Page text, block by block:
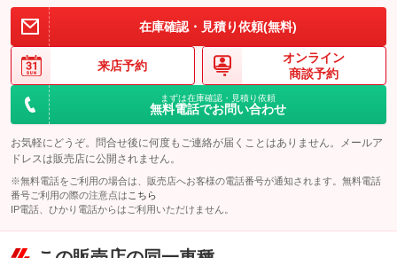
このパックの見積もり依頼（無料）
あなたのお好きなナンバーで登録しませんか？抽選ナンバー以外
でしたら承っております。是非ご検討ください
備考 －
このパックの見積もり依頼（無料）
在庫確認・見積り依頼(無料)
来店予約
オンライン
商談予約
まずは在庫確認・見積り依頼
無料電話でお問い合わせ
お気軽にどうぞ。問合せ後に何度もご連絡が届くことはありません。メールア
ドレスは販売店に公開されません。
※無料電話をご利用の場合は、販売店へお客様の電話番号が通知されます。無料電話
番号ご利用の際の注意点は こちら
IP電話、ひかり電話からはご利用いただけません。